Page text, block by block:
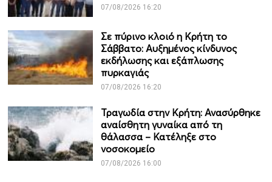
07/08/2026 16:20
Σε πύρινο κλοιό η Κρήτη το
Σάββατο: Αυξημένος κίνδυνος
εκδήλωσης και εξάπλωσης
πυρκαγιάς
07/08/2026 16:20
Τραγωδία στην Κρήτη: Ανασύρθηκε
αναίσθητη γυναίκα από τη
θάλασσα – Κατέληξε στο
νοσοκομείο
07/08/2026 16:00